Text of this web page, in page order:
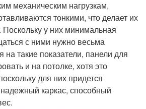
механическим нагрузкам,
тонкими, что делает их
у них минимальная
с ними нужно весьма
на такие показатели, панели для
и на потолке, хотя это
для них придется
каркас, способный